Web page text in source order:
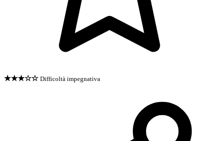
★★★☆☆ Difficoltà impegnativa